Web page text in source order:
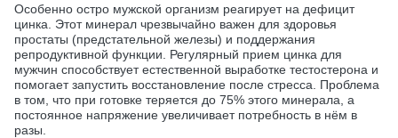
Особенно остро мужской организм реагирует на дефицит
цинка. Этот минерал чрезвычайно важен для здоровья
простаты (предстательной железы) и поддержания
репродуктивной функции. Регулярный прием цинка для
мужчин способствует естественной выработке тестостерона и
помогает запустить восстановление после стресса. Проблема
в том, что при готовке теряется до 75% этого минерала, а
постоянное напряжение увеличивает потребность в нём в
разы.